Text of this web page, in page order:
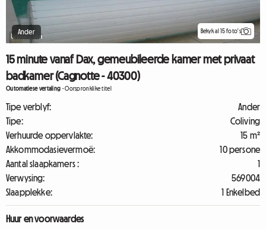
Ander Bekyk al 15 foto's
15 minute vanaf Dax, gemeubileerde kamer met privaat
badkamer (Cagnotte - 40300)
Outomatiese vertaling -Oorspronklike titel
Tipe verblyf:
Ander
Tipe:
Coliving
Verhuurde oppervlakte:
15 m²
Akkommodasievermoë:
10 persone
Aantal slaapkamers :
1
Verwysing:
569004
Slaapplekke:
1 Enkelbed
Huur en voorwaardes